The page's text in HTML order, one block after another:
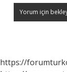
https://